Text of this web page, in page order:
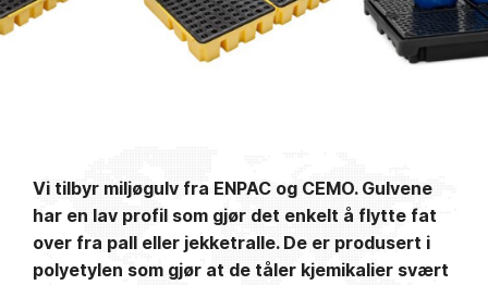
Vi tilbyr miljøgulv fra ENPAC og CEMO. Gulvene
har en lav profil som gjør det enkelt å flytte fat
over fra pall eller jekketralle. De er produsert i
polyetylen som gjør at de tåler kjemikalier svært